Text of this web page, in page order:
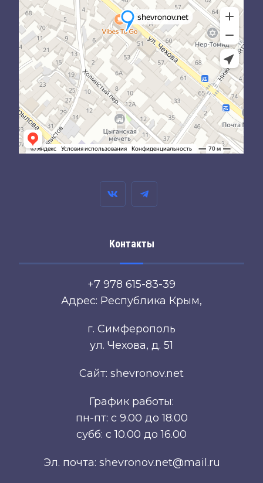
Контакты
+7 978 615-83-39
Адрес: Республика Крым,
г. Симферополь
ул. Чехова, д. 51
Сайт: shevronov.net
График работы:
пн-пт: с 9.00 до 18.00
субб: с 10.00 до 16.00
Эл. почта: shevronov.net@mail.ru